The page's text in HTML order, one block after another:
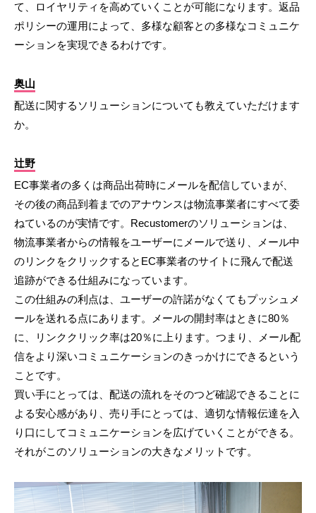
て、ロイヤリティを高めていくことが可能になります。返品
ポリシーの運用によって、多様な顧客との多様なコミュニケ
ーションを実現できるわけです。
奥山
配送に関するソリューションについても教えていただけます
か。
辻野
EC事業者の多くは商品出荷時にメールを配信していまが、
その後の商品到着までのアナウンスは物流事業者にすべて委
ねているのが実情です。Recustomerのソリューションは、
物流事業者からの情報をユーザーにメールで送り、メール中
のリンクをクリックするとEC事業者のサイトに飛んで配送
追跡ができる仕組みになっています。
この仕組みの利点は、ユーザーの許諾がなくてもプッシュメ
ールを送れる点にあります。メールの開封率はときに80％
に、リンククリック率は20％に上ります。つまり、メール配
信をより深いコミュニケーションのきっかけにできるという
ことです。
買い手にとっては、配送の流れをそのつど確認できることに
よる安心感があり、売り手にとっては、適切な情報伝達を入
り口にしてコミュニケーションを広げていくことができる。
それがこのソリューションの大きなメリットです。